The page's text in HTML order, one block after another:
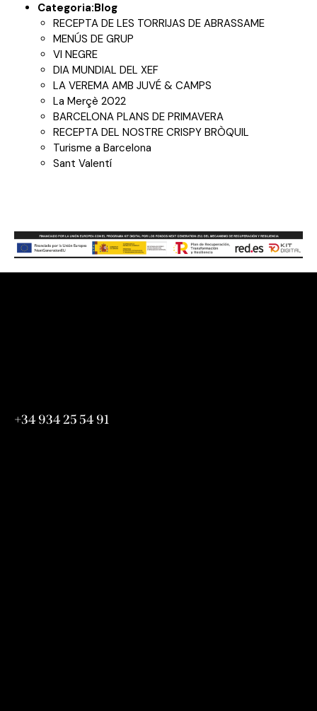
Categoria:Blog
RECEPTA DE LES TORRIJAS DE ABRASSAME
MENÚS DE GRUP
VI NEGRE
DIA MUNDIAL DEL XEF
LA VEREMA AMB JUVÉ & CAMPS
La Merçè 2022
BARCELONA PLANS DE PRIMAVERA
RECEPTA DEL NOSTRE CRISPY BRÒQUIL
Turisme a Barcelona
Sant Valentí
+34 934 25 54 91